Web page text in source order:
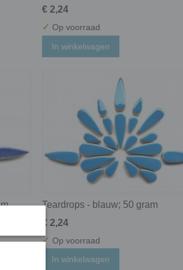
€ 2,24
✓ Op voorraad
In winkelwagen
Teardrops - blauw; 50 gram
€ 2,24
✓ Op voorraad
In winkelwagen